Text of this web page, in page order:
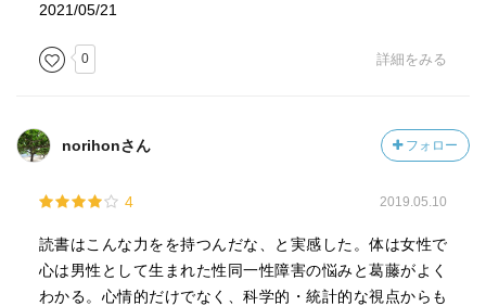
2021/05/21
0 詳細をみる
norihonさん フォロー
4 2019.05.10
読書はこんな力をを持つんだな、と実感した。体は女性で
心は男性として生まれた性同一性障害の悩みと葛藤がよく
わかる。心情的だけでなく、科学的・統計的な視点からも